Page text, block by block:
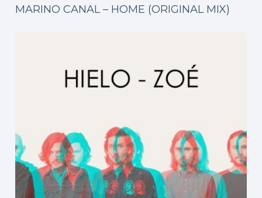
MARINO CANAL – HOME (ORIGINAL MIX)